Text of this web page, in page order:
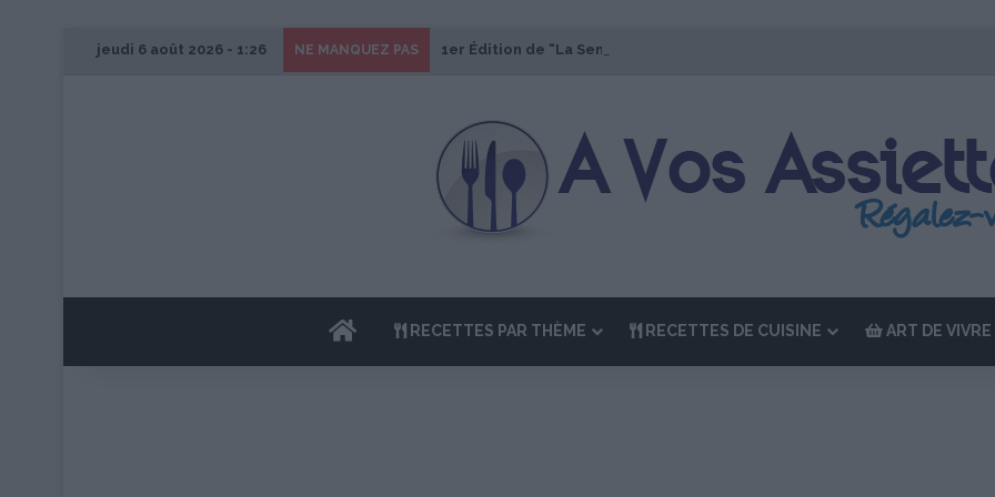
jeudi 6 août 2026 - 1:26 NE MANQUEZ PAS 1er Édition de “La Semaine des Chefs” du 19 au 24 octobre 2026
ACCUEILRECETTES PAR THÈME RECETTES DE CUISINE ART DE VIVRE